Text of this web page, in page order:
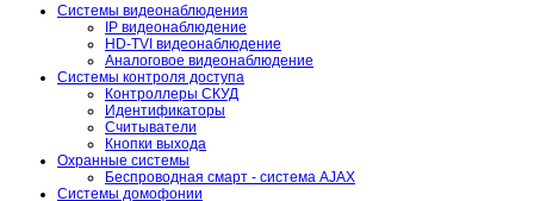
Системы видеонаблюдения
IP видеонаблюдение
HD-TVI видеонаблюдение
Аналоговое видеонаблюдение
Системы контроля доступа
Контроллеры СКУД
Идентификаторы
Считыватели
Кнопки выхода
Охранные системы
Беспроводная смарт - система AJAX
Системы домофонии